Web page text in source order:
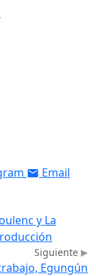
Email
y La
Siguiente
Egungún